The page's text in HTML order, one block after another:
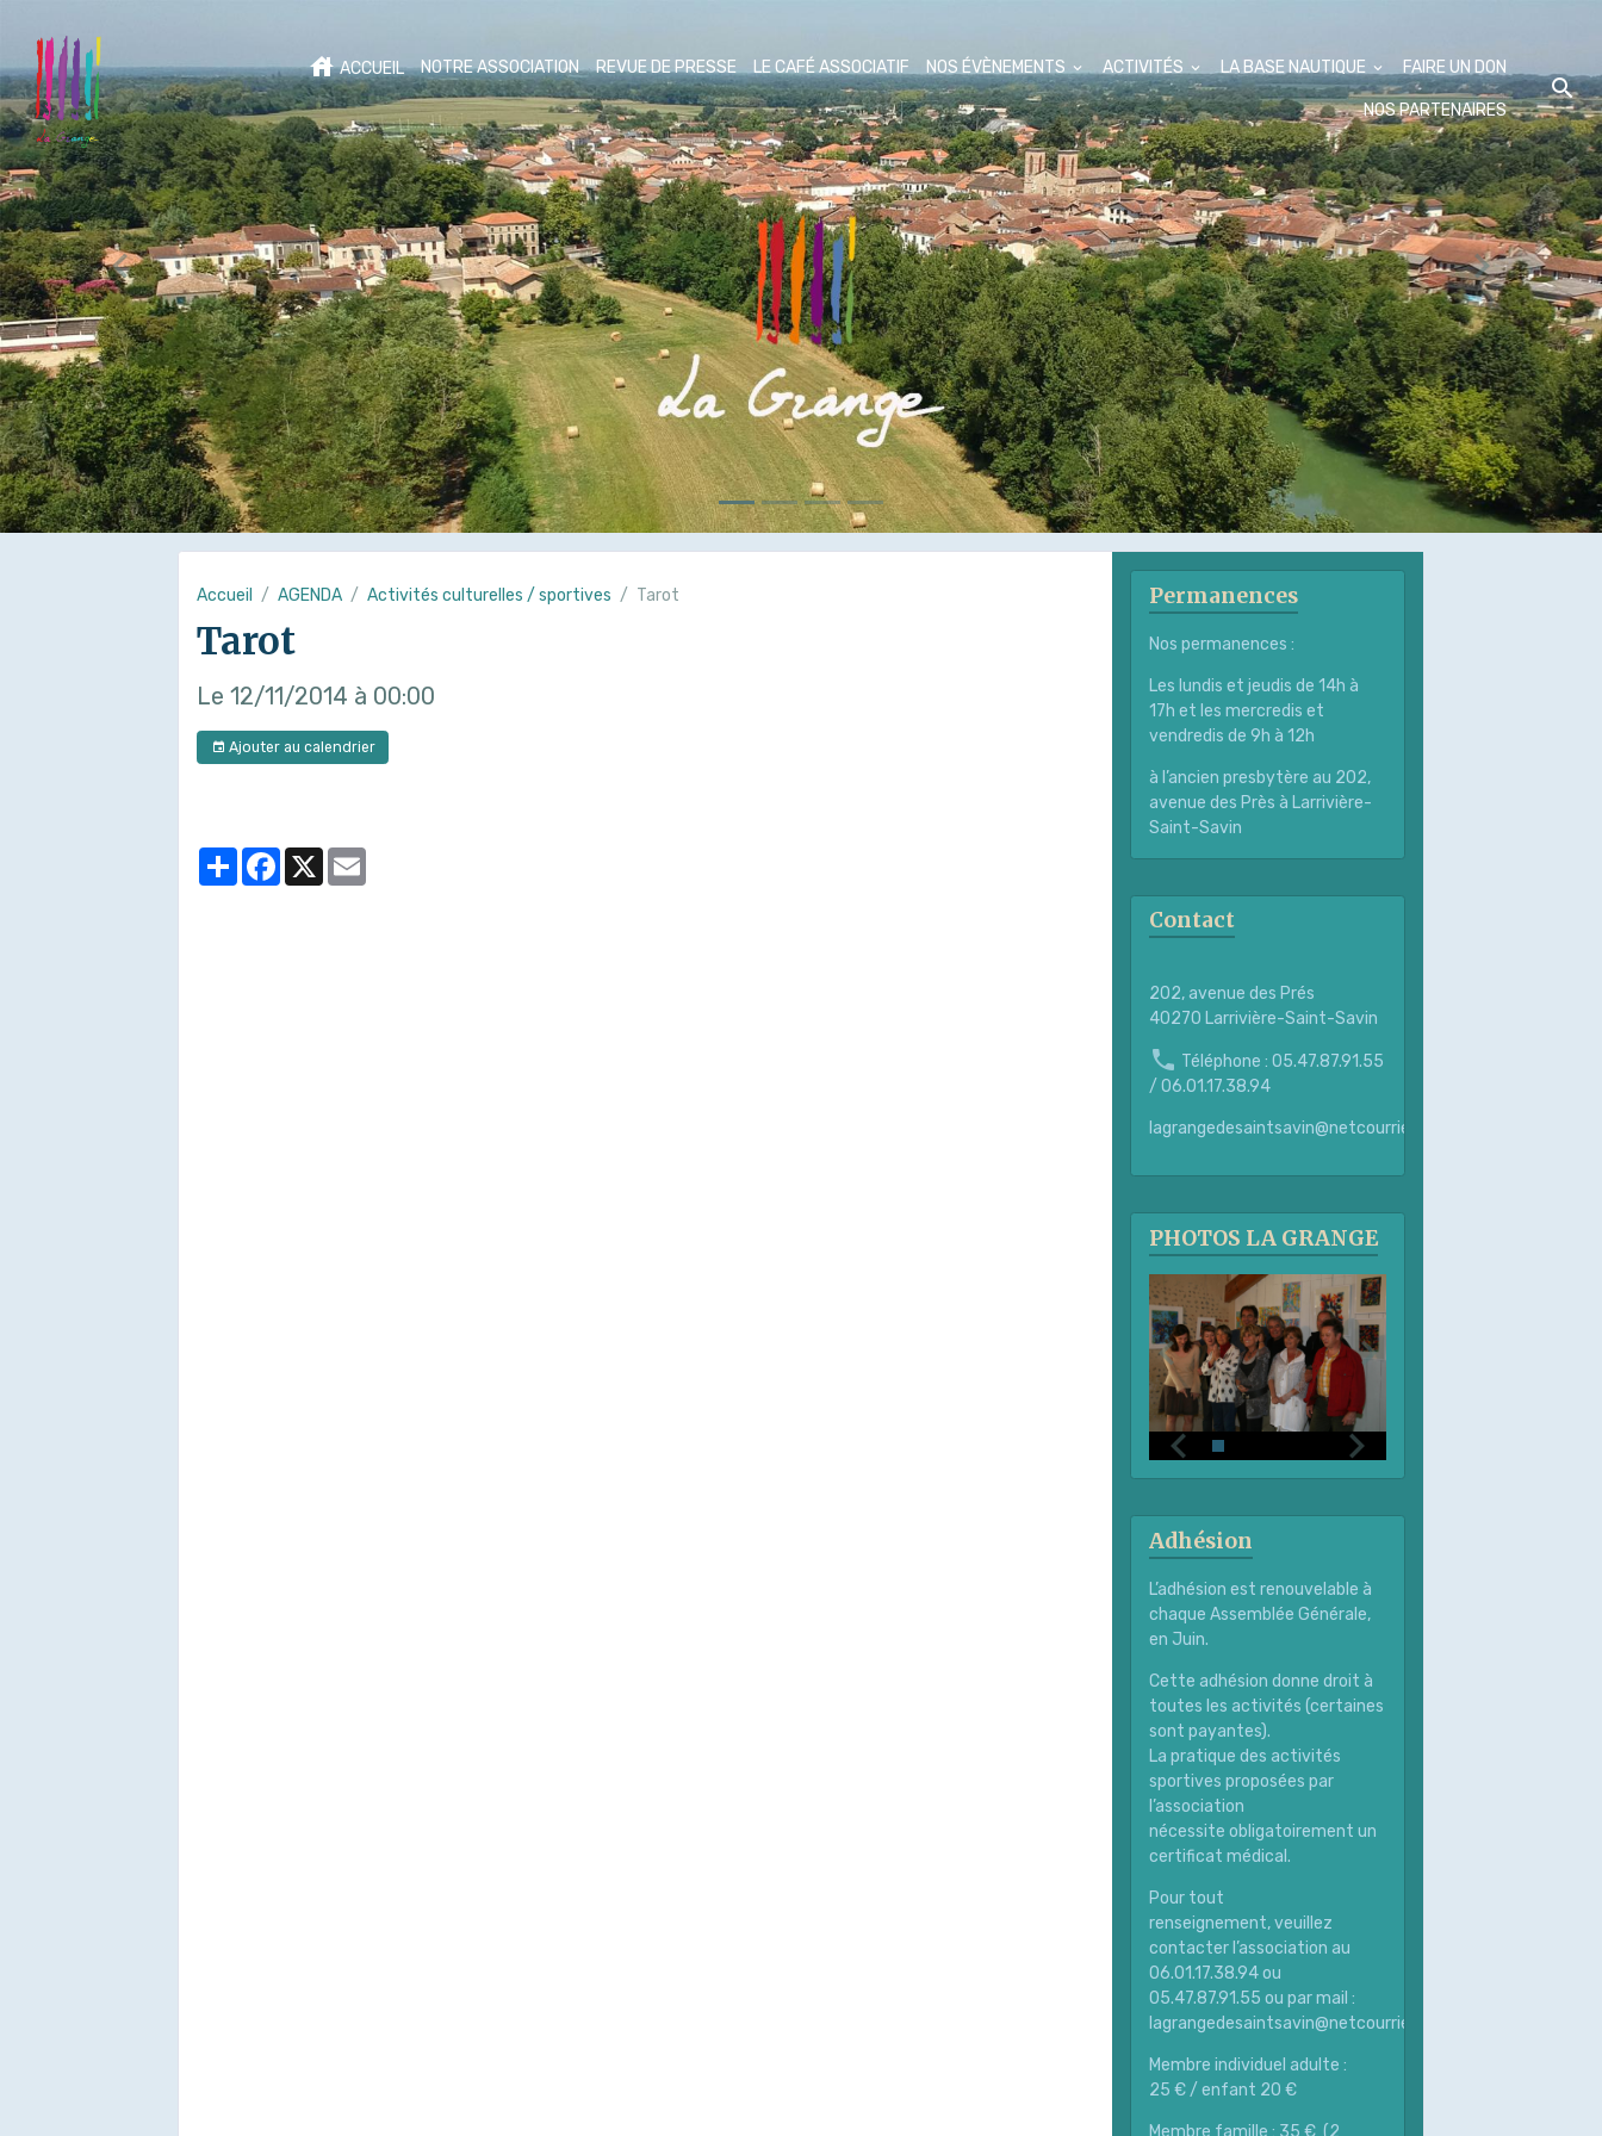
ACCUEIL NOTRE ASSOCIATION REVUE DE PRESSE LE CAFÉ ASSOCIATIF NOS ÉVÈNEMENTS ACTIVITÉS LA BASE NAUTIQUE FAIRE UN DON
NOS PARTENAIRES
Accueil AGENDA Activités culturelles / sportives Tarot
Tarot
Le 12/11/2014 à 00:00
Ajouter au calendrier
PartagerFacebook
X
Permanences
Nos permanences :
Les lundis et jeudis de 14h à
17h et les mercredis et
vendredis de 9h à 12h
à l’ancien presbytère au 202,
avenue des Près à Larrivière-
Saint-Savin
Contact
202, avenue des Prés
40270 Larrivière-Saint-Savin
Téléphone : 05.47.87.91.55
/ 06.01.17.38.94
lagrangedesaintsavin@netcourrier.com
PHOTOS LA GRANGE
Adhésion
L’adhésion est renouvelable à
chaque Assemblée Générale,
en Juin.
Cette adhésion donne droit à
toutes les activités (certaines
sont payantes).
La pratique des activités
sportives proposées par
l’association
nécessite obligatoirement un
certificat médical.
Pour tout
renseignement, veuillez
contacter l’association au
06.01.17.38.94 ou
05.47.87.91.55 ou par mail :
lagrangedesaintsavin@netcourrier.com
Membre individuel adulte :
25 € / enfant 20 €
Membre famille : 35 € (2